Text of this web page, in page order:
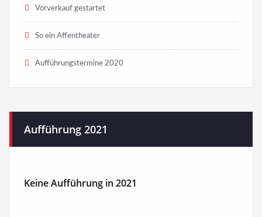
Vorverkauf gestartet
So ein Affentheater
Aufführungstermine 2020
Aufführung 2021
Keine Aufführung in 2021